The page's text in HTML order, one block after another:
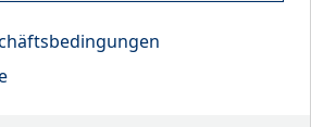
Patrioten